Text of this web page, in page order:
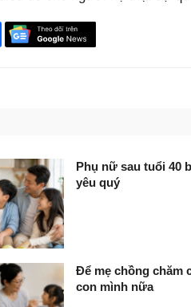
Phụ nữ sau tuổi 40
yêu quý
Để mẹ chồng chăm
con mình nữa